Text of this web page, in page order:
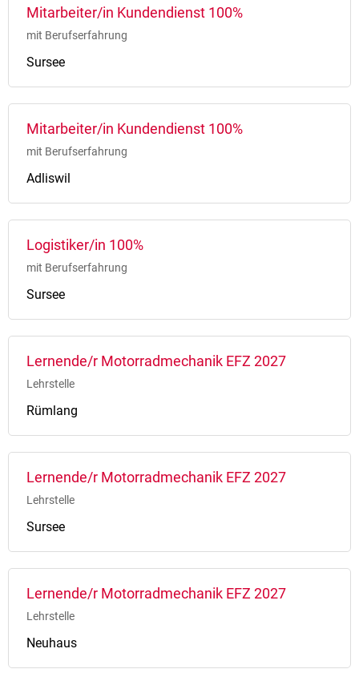
Mitarbeiter/in Kundendienst 100%
mit Berufserfahrung
Sursee
Mitarbeiter/in Kundendienst 100%
mit Berufserfahrung
Adliswil
Logistiker/in 100%
mit Berufserfahrung
Sursee
Lernende/r Motorradmechanik EFZ 2027
Lehrstelle
Rümlang
Lernende/r Motorradmechanik EFZ 2027
Lehrstelle
Sursee
Lernende/r Motorradmechanik EFZ 2027
Lehrstelle
Neuhaus